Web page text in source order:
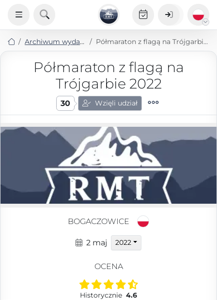
Archiwum wydarzeń Półmaraton z flagą na Trójgarbie 2022
Półmaraton z flagą na
Trójgarbie 2022
30 Wzięli udział
BOGACZOWICE
2 maj 2022
OCENA
Historycznie 4.6